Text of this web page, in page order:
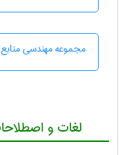
مجموعه مهندسی
لغات و